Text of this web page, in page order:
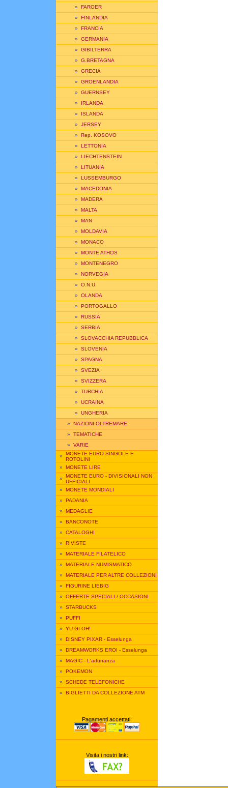
» FAROER
» FINLANDIA
» FRANCIA
» GERMANIA
» GIBILTERRA
» G.BRETAGNA
» GRECIA
» GROENLANDIA
» GUERNSEY
» IRLANDA
» ISLANDA
» JERSEY
» Rep. KOSOVO
» LETTONIA
» LIECHTENSTEIN
» LITUANIA
» LUSSEMBURGO
» MACEDONIA
» MADERA
» MALTA
» MAN
» MOLDAVIA
» MONACO
» MONTE ATHOS
» MONTENEGRO
» NORVEGIA
» O.N.U.
» OLANDA
» PORTOGALLO
» RUSSIA
» SERBIA
» SLOVACCHIA REPUBBLICA
» SLOVENIA
» SPAGNA
» SVEZIA
» SVIZZERA
» TURCHIA
» UCRAINA
» UNGHERIA
» NAZIONI OLTREMARE
» TEMATICHE
» VARIE
» MONETE EURO SINGOLE E
ROTOLINI
» MONETE LIRE
» MONETE EURO - DIVISIONALI NON
UFFICIALI
» MONETE MONDIALI
» PADANIA
» MEDAGLIE
» BANCONOTE
» CATALOGHI
» RIVISTE
» MATERIALE FILATELICO
» MATERIALE NUMISMATICO
» MATERIALE PER ALTRE COLLEZIONI
» FIGURINE LIEBIG
» OFFERTE SPECIALI / OCCASIONI
» STARBUCKS
» PUFFI
» YU-GI-OH!
» DISNEY PIXAR - Esselunga
» DREAMWORKS EROI - Esselunga
» MAGIC - L'adunanza
» POKEMON
» SCHEDE TELEFONICHE
» BIGLIETTI DA COLLEZIONE ATM
Pagamenti accettati:
Visita i nostri link: